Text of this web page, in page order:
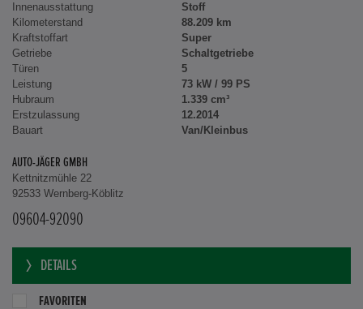
Innenausstattung
Stoff
Kilometerstand
88.209 km
Kraftstoffart
Super
Getriebe
Schaltgetriebe
Türen
5
Leistung
73 kW / 99 PS
Hubraum
1.339 cm³
Erstzulassung
12.2014
Bauart
Van/Kleinbus
AUTO-JÄGER GMBH
Kettnitzmühle 22
92533 Wernberg-Köblitz
09604-92090
DETAILS
FAVORITEN